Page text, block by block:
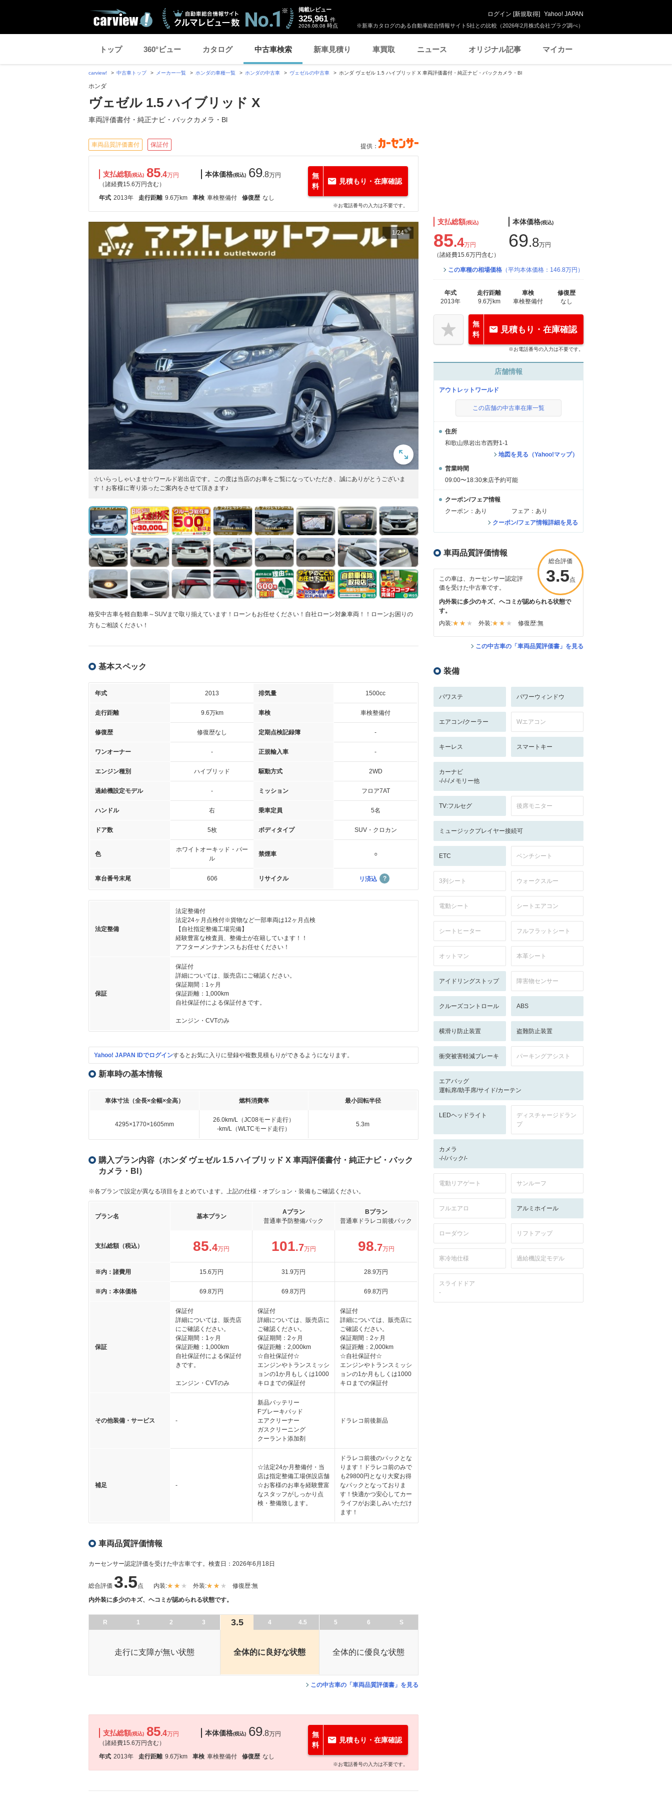
※新車カタログのある自動車総合情報サイト5社との比較（2026年2月株式会社プラグ調べ）
掲載レビュー
325,961 件
2026.08.08 時点
ログイン [新規取得] Yahoo! JAPAN
トップ 360°ビュー カタログ 中古車検索 新車見積り 車買取 ニュース オリジナル記事 マイカー
carview! 中古車トップ メーカー一覧 ホンダの車種一覧 ホンダの中古車 ヴェゼルの中古車 ホンダ ヴェゼル 1.5 ハイブリッド X 車両評価書付・純正ナビ・バックカメラ・Bl
ホンダ
ヴェゼル 1.5 ハイブリッド X
車両評価書付・純正ナビ・バックカメラ・Bl
車両品質評価書付 保証付 提供：
支払総額(税込) 85.4万円
（諸経費15.6万円含む）
本体価格(税込) 69.8万円
年式 2013年 走行距離 9.6万km 車検 車検整備付 修復歴 なし
無
料
見積もり・在庫確認
※お電話番号の入力は不要です。
1/24
☆いらっしゃいませ☆ワールド岩出店です。この度は当店のお車をご覧になっていただき、誠にありがとうございま
す！お客様に寄り添ったご案内をさせて頂きます♪
格安中古車を軽自動車～SUVまで取り揃えています！ローンもお任せください！自社ローン対象車両！！ローンお困りの
方もご相談ください！
基本スペック
年式 2013 排気量 1500cc
走行距離 9.6万km 車検 車検整備付
修復歴 修復歴なし 定期点検記録簿 -
ワンオーナー - 正規輸入車 -
エンジン種別 ハイブリッド 駆動方式 2WD
過給機設定モデル - ミッション フロア7AT
ハンドル 右 乗車定員 5名
ドア数 5枚 ボディタイプ SUV・クロカン
色
ホワイトオーキッド・パー
ル
禁煙車 ○
車台番号末尾 606 リサイクル リ済込
法定整備
法定整備付
法定24ヶ月点検付※貨物など一部車両は12ヶ月点検
【自社指定整備工場完備】
経験豊富な検査員、整備士が在籍しています！！
アフターメンテナンスもお任せください！
保証
保証付
詳細については、販売店にご確認ください。
保証期間：1ヶ月
保証距離：1,000km
自社保証付による保証付きです。
エンジン・CVTのみ
Yahoo! JAPAN IDでログインするとお気に入りに登録や複数見積もりができるようになります。
新車時の基本情報
車体寸法（全長×全幅×全高） 燃料消費率 最小回転半径
4295×1770×1605mm
26.0km/L（JC08モード走行）
-km/L（WLTCモード走行）
5.3m
購入プラン内容（ホンダ ヴェゼル 1.5 ハイブリッド X 車両評価書付・純正ナビ・バック
カメラ・Bl）
※各プランで設定が異なる項目をまとめています。上記の仕様・オプション・装備もご確認ください。
プラン名 基本プラン
Aプラン
普通車予防整備パック
Bプラン
普通車ドラレコ前後パック
支払総額（税込） 85.4万円 101.7万円 98.7万円
※内：諸費用 15.6万円 31.9万円 28.9万円
※内：本体価格 69.8万円 69.8万円 69.8万円
保証
保証付
詳細については、販売店
にご確認ください。
保証期間：1ヶ月
保証距離：1,000km
自社保証付による保証付
きです。
エンジン・CVTのみ
保証付
詳細については、販売店に
ご確認ください。
保証期間：2ヶ月
保証距離：2,000km
☆自社保証付☆
エンジンやトランスミッシ
ョンの1か月もしくは1000
キロまでの保証付
保証付
詳細については、販売店に
ご確認ください。
保証期間：2ヶ月
保証距離：2,000km
☆自社保証付☆
エンジンやトランスミッシ
ョンの1か月もしくは1000
キロまでの保証付
その他装備・サービス -
新品バッテリー
Fブレーキパッド
エアクリーナー
ガスクリーニング
クーラント添加剤
ドラレコ前後新品
補足 -
☆法定24か月整備付・当
店は指定整備工場併設店舗
☆お客様のお車を経験豊富
なスタッフがしっかり点
検・整備致します。
ドラレコ前後のパックとな
ります！ドラレコ前のみで
も29800円となり大変お得
なパックとなっておりま
す！快適かつ安心してカー
ライフがお楽しみいただけ
ます！
車両品質評価情報
カーセンサー認定評価を受けた中古車です。 検査日：2026年6月18日
総合評価 3.5点 内装: 外装: 修復歴:無
内外装に多少のキズ、ヘコミが認められる状態です。
R 1 2 3 3.5 4 4.5 5 6 S
走行に支障が無い状態 全体的に良好な状態 全体的に優良な状態
この中古車の「車両品質評価書」を見る
支払総額(税込) 85.4万円
（諸経費15.6万円含む）
本体価格(税込) 69.8万円
年式 2013年 走行距離 9.6万km 車検 車検整備付 修復歴 なし
無
料
見積もり・在庫確認
※お電話番号の入力は不要です。
支払総額(税込)
85.4万円
（諸経費15.6万円含む）
本体価格(税込)
69.8万円
この車種の相場価格 （平均本体価格：146.8万円）
年式
2013年
走行距離
9.6万km
車検
車検整備付
修復歴
なし
無
料
見積もり・在庫確認
※お電話番号の入力は不要です。
店舗情報
アウトレットワールド
この店舗の中古車在庫一覧
住所
和歌山県岩出市西野1-1
地図を見る（Yahoo!マップ）
営業時間
09:00〜18:30来店予約可能
クーポン/フェア情報
クーポン：あり
フェア：あり
クーポン/フェア情報詳細を見る
車両品質評価情報
総合評価
3.5点
この車は、カーセンサー認定評
価を受けた中古車です。
内外装に多少のキズ、ヘコミが認められる状態で
す。
内装:
外装: 修復歴:無
この中古車の「車両品質評価書」を見る
装備
パワステ パワーウィンドウ
エアコン/クーラー Wエアコン
キーレス スマートキー
カーナビ
-/-/-/メモリー他
TV:フルセグ 後席モニター
ミュージックプレイヤー接続可
ETC ベンチシート
3列シート ウォークスルー
電動シート シートエアコン
シートヒーター フルフラットシート
オットマン 本革シート
アイドリングストップ 障害物センサー
クルーズコントロール ABS
横滑り防止装置 盗難防止装置
衝突被害軽減ブレーキ パーキングアシスト
エアバッグ
運転席/助手席/サイド/カーテン
LEDヘッドライト
ディスチャージドラン
プ
カメラ
-/-/バック/-
電動リアゲート サンルーフ
フルエアロ アルミホイール
ローダウン リフトアップ
寒冷地仕様 過給機設定モデル
スライドドア
-